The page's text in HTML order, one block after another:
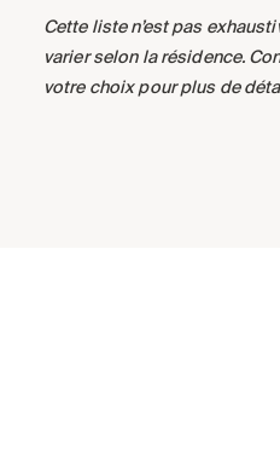
Cette liste n’est pas
varier selon la résidence.
votre choix pour plus de